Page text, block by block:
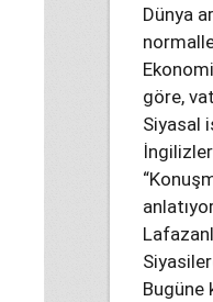
Dünya
göre,
Siyasal
Bugüne